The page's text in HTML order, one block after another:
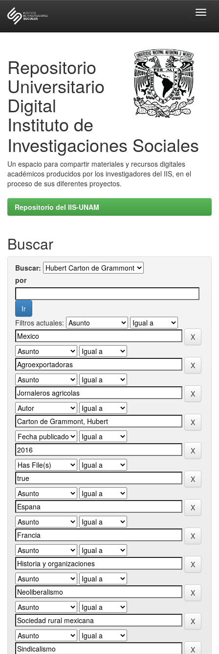
Repositorio
Universitario
Digital
Instituto de
Investigaciones Sociales
Un espacio para compartir materiales y recursos digitales
académicos producidos por los investigadores del IIS, en el
proceso de sus diferentes proyectos.
Repositorio del IIS-UNAM
Buscar
Buscar:
por
Filtros actuales: